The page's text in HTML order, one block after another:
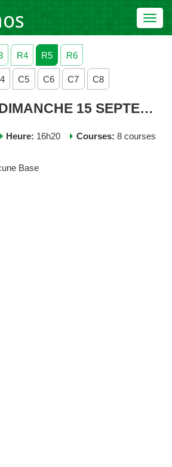
R4 R5 R6
C5 C6 C7 C8
R5 - REIMS - DIMANCHE 15 SEPTEMBRE 2024
Heure: 16h20 Courses: 8 courses
Base